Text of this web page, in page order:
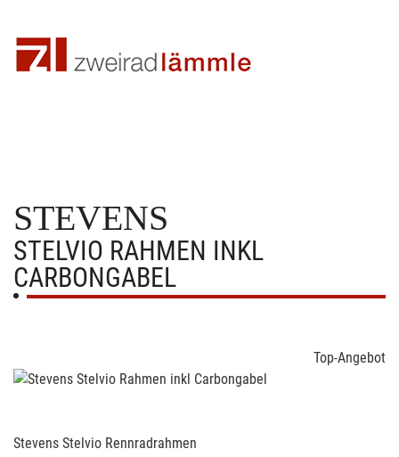
STEVENS
STELVIO RAHMEN INKL
CARBONGABEL
Top-Angebot
Stevens Stelvio Rennradrahmen